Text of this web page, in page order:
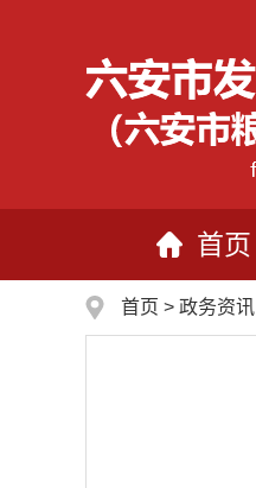
首页
首页 > 政务资讯